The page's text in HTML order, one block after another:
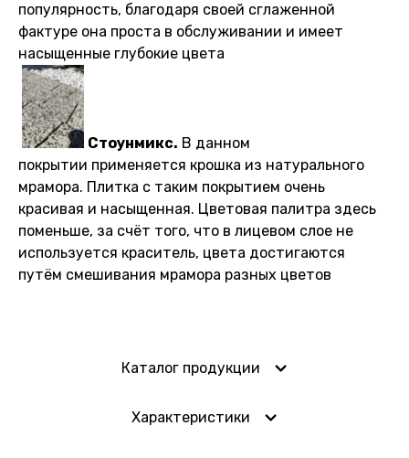
популярность, благодаря своей сглаженной
фактуре она проста в обслуживании и имеет
насыщенные глубокие цвета
Стоунмикс. В данном
покрытии применяется крошка из натурального
мрамора. Плитка с таким покрытием очень
красивая и насыщенная. Цветовая палитра здесь
поменьше, за счёт того, что в лицевом слое не
используется краситель, цвета достигаются
путём смешивания мрамора разных цветов
Каталог продукции
Характеристики